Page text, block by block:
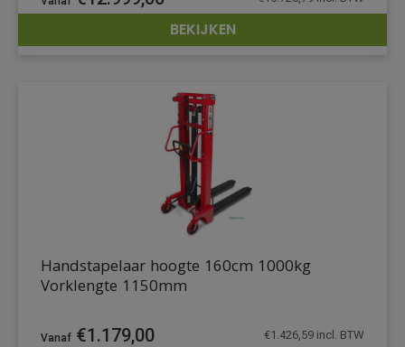
DETAILS
BEKIJKEN
Handstapelaar hoogte 160cm 1000kg
Vorklengte 1150mm
€1.179,00 €1.426,59 incl. BTW